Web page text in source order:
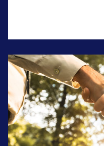
schreeuwende tekort
PMT doet aan het
woontop is een mooi
wij doen en waarom.
bouwen maar ook om
van andere
daarbij nooit laten
goed pensioen